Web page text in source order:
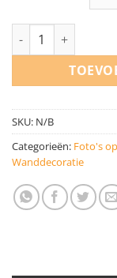
Een fiets bij de
SKU: N/B
Categorieën: Foto's
Wanddecoratie